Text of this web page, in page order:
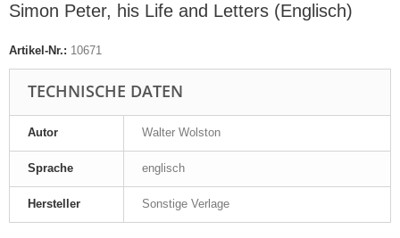
Simon Peter, his Life and Letters (Englisch)
Artikel-Nr.: 10671
TECHNISCHE DATEN
Autor Walter Wolston
Sprache englisch
Hersteller Sonstige Verlage